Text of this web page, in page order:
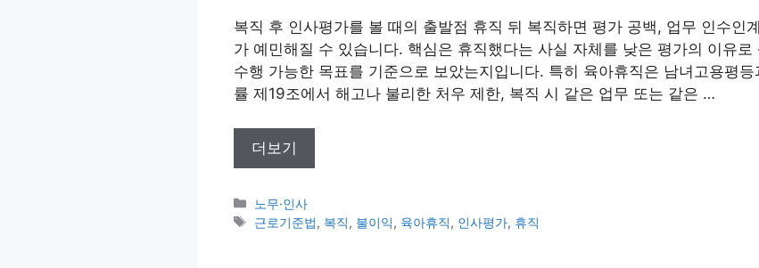
복직 후 인사평가를 볼 때의 출발점 휴직 뒤 복직하면 평가 공백, 업무 인수인
가 예민해질 수 있습니다. 핵심은 휴직했다는 사실 자체를 낮은 평가의 이유
수행 가능한 목표를 기준으로 보았는지입니다. 특히 육아휴직은 남녀고용평등
률 제19조에서 해고나 불리한 처우 제한, 복직 시 같은 업무 또는 같은 …
더보기
카
테
노무·인사
태
근로기준법, 복직, 불이익, 육아휴직, 인사평가, 휴직